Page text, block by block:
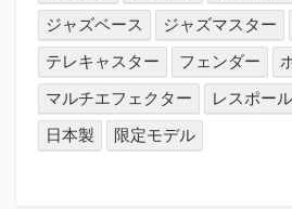
ジャズベース
ジャズマスター
テレキャスター
フェンダー
マルチエフェクター
レスポール
日本製
限定モデル